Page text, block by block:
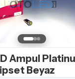
Ampul
Beyaz